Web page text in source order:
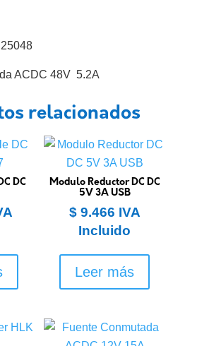
ACDC 48V 5.2A
relacionados
DC
Modulo Reductor DC DC
5V 3A USB
$9.466 IVA
Incluido
Leer más